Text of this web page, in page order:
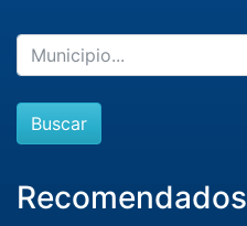
Buscar
Recomendados